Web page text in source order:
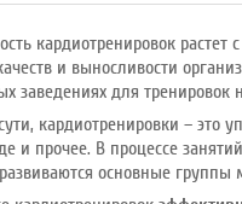
кардиотренировок
и выносливости
заведениях для
кардиотренировки – это
и прочее. В процессе
основные